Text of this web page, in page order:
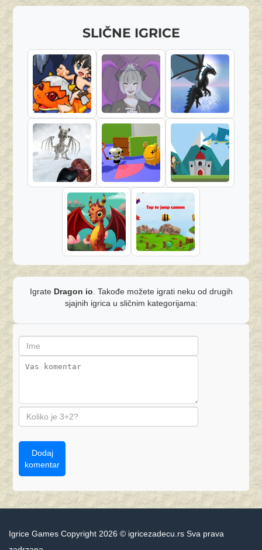
SLIČNE IGRICE
Igrate Dragon io . Takođe možete igrati neku od drugih
sjajnih igrica u sličnim kategorijama:
Dodaj
komentar
Igrice Games Copyright 2026 © igricezadecu.rs Sva prava